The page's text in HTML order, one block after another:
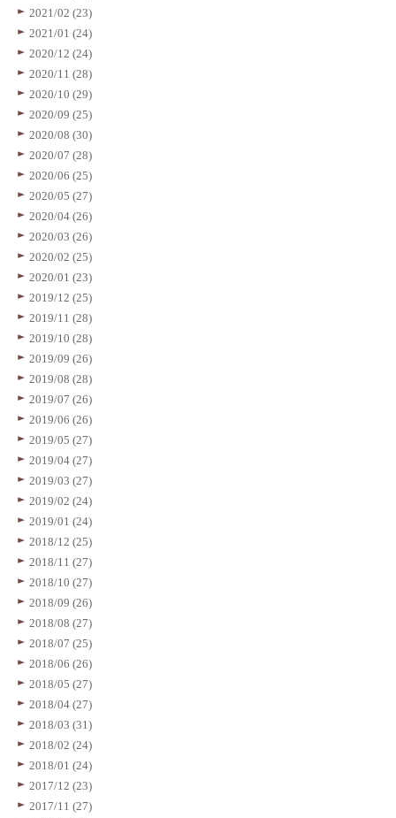
2021/02 (23)
2021/01 (24)
2020/12 (24)
2020/11 (28)
2020/10 (29)
2020/09 (25)
2020/08 (30)
2020/07 (28)
2020/06 (25)
2020/05 (27)
2020/04 (26)
2020/03 (26)
2020/02 (25)
2020/01 (23)
2019/12 (25)
2019/11 (28)
2019/10 (28)
2019/09 (26)
2019/08 (28)
2019/07 (26)
2019/06 (26)
2019/05 (27)
2019/04 (27)
2019/03 (27)
2019/02 (24)
2019/01 (24)
2018/12 (25)
2018/11 (27)
2018/10 (27)
2018/09 (26)
2018/08 (27)
2018/07 (25)
2018/06 (26)
2018/05 (27)
2018/04 (27)
2018/03 (31)
2018/02 (24)
2018/01 (24)
2017/12 (23)
2017/11 (27)